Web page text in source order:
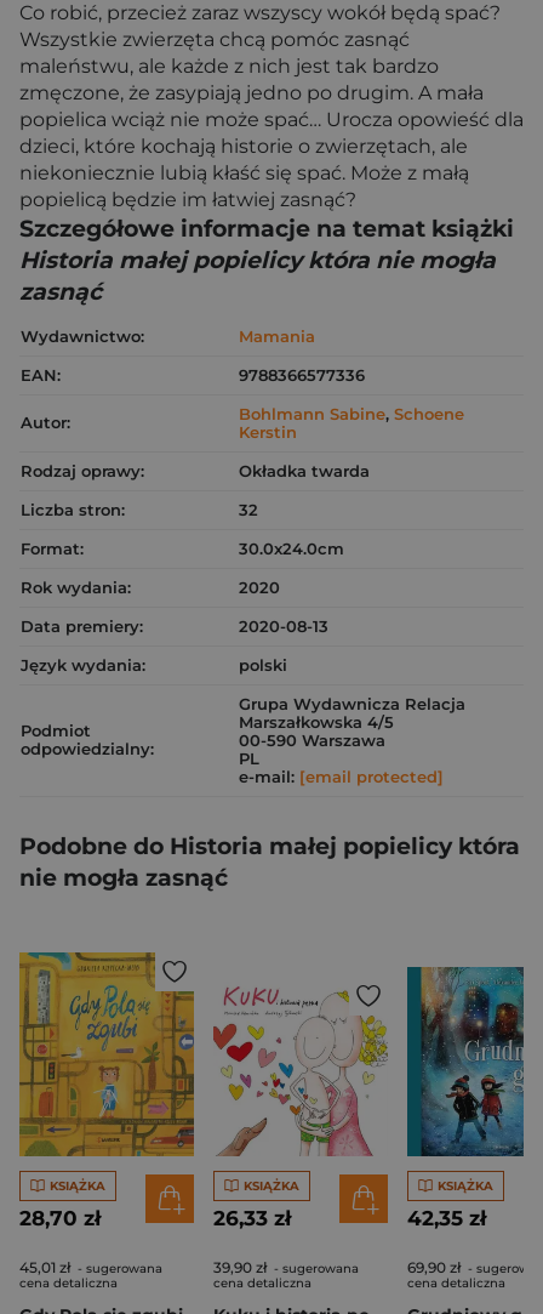
Co robić, przecież zaraz wszyscy wokół będą spać?
Wszystkie zwierzęta chcą pomóc zasnąć
maleństwu, ale każde z nich jest tak bardzo
zmęczone, że zasypiają jedno po drugim. A mała
popielica wciąż nie może spać… Urocza opowieść dla
dzieci, które kochają historie o zwierzętach, ale
niekoniecznie lubią kłaść się spać. Może z małą
popielicą będzie im łatwiej zasnąć?
Szczegółowe informacje na temat książki
Historia małej popielicy która nie mogła
zasnąć
Wydawnictwo:
Mamania
EAN:
9788366577336
Autor: Bohlmann Sabine, Schoene
Kerstin
Rodzaj oprawy:
Okładka twarda
Liczba stron:
32
Format:
30.0x24.0cm
Rok wydania:
2020
Data premiery:
2020-08-13
Język wydania:
polski
Podmiot
odpowiedzialny:
Grupa Wydawnicza Relacja
Marszałkowska 4/5
00-590 Warszawa
PL
e-mail: [email protected]
Podobne do Historia małej popielicy która
nie mogła zasnąć
KSIĄŻKA
28,70 zł
45,01 zł - sugerowana
cena detaliczna
KSIĄŻKA
26,33 zł
39,90 zł - sugerowana
cena detaliczna
KSIĄŻKA
42,35 zł
69,90 zł -
cena detaliczna